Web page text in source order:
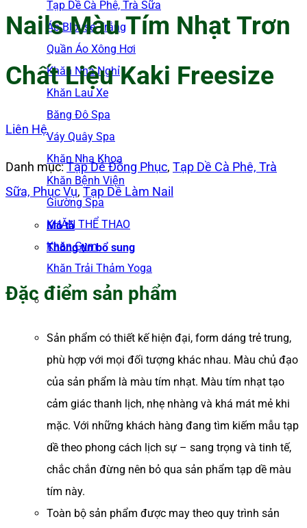
Tạp Dề Cà Phê, Trà Sữa
Áo Blouse Trắng
Quần Áo Xông Hơi
Khăn Nhà Nghỉ
Khăn Lau Xe
Băng Đô Spa
Váy Quây Spa
Khăn Nha Khoa
Khăn Bệnh Viện
Giường Spa
KHĂN THỂ THAO
Khăn Gym
Khăn Trải Thảm Yoga
Nails Màu Tím Nhạt Trơn
Chất Liệu Kaki Freesize
Liên Hệ
Danh mục:Tạp Dề Đồng Phục, Tạp Dề Cà Phê, Trà
Sữa, Phục Vụ, Tạp Dề Làm Nail
Mô tả
Thông tin bổ sung
Đặc điểm sản phẩm
Sản phẩm có thiết kế hiện đại, form dáng trẻ trung,
phù hợp với mọi đối tượng khác nhau. Màu chủ đạo
của sản phẩm là màu tím nhạt. Màu tím nhạt tạo
cảm giác thanh lịch, nhẹ nhàng và khá mát mẻ khi
mặc. Với những khách hàng đang tìm kiếm mẫu tạp
dề theo phong cách lịch sự – sang trọng và tinh tế,
chắc chắn đừng nên bỏ qua sản phẩm tạp dề màu
tím này.
Toàn bộ sản phẩm được may theo quy trình sản